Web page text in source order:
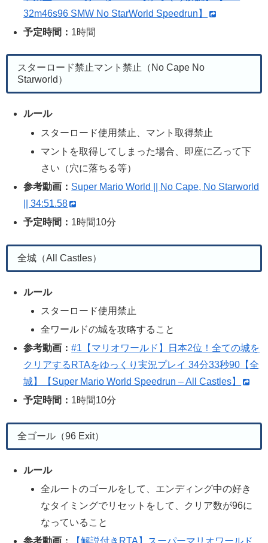
32m46s96 SMW No StarWorld Speedrun】
予定時間： 1時間
スターロード禁止マント禁止（No Cape No
Starworld）
ルール
スターロード使用禁止、マント取得禁止
マントを取得してしまった場合、即座に乙って下
さい（穴に落ちる等）
参考動画： Super Mario World || No Cape, No Starworld
|| 34:51.58
予定時間： 1時間10分
全城（All Castles）
ルール
スターロード使用禁止
全ワールドの城を攻略すること
参考動画：#1【マリオワールド】日本2位！全ての城を
クリアするRTAをゆっくり実況プレイ 34分33秒90【全
城】【Super Mario World Speedrun – All Castles】
予定時間： 1時間10分
全ゴール（96 Exit）
ルール
全ルートのゴールをして、エンディング中の好き
なタイミングでリセットをして、クリア数が96に
なっていること